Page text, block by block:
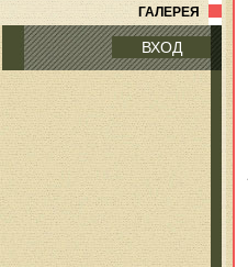
ГАЛЕРЕЯ
ВХОД